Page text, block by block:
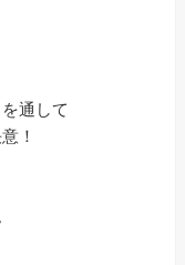
通して
！